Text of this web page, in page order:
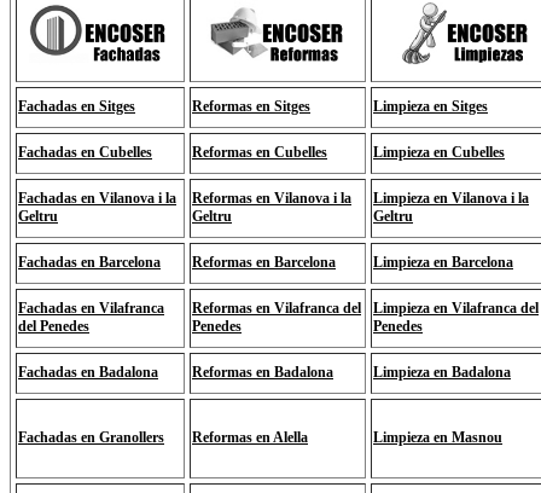
Fachadas en Sitges Reformas en Sitges Limpieza en Sitges
Fachadas en Cubelles Reformas en Cubelles Limpieza en Cubelles
Fachadas en Vilanova i la
Geltru
Reformas en Vilanova i la
Geltru
Limpieza en Vilanova i la
Geltru
Fachadas en Barcelona Reformas en Barcelona Limpieza en Barcelona
Fachadas en Vilafranca
del Penedes
Reformas en Vilafranca del
Penedes
Limpieza en Vilafranca del
Penedes
Fachadas en Badalona Reformas en Badalona Limpieza en Badalona
Fachadas en Granollers Reformas en Alella Limpieza en Masnou